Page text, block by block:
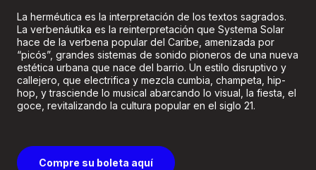
La herméutica es la interpretación de los textos sagrados.
La verbenáutika es la reinterpretación que Systema Solar
hace de la verbena popular del Caribe, amenizada por
“picós”, grandes sistemas de sonido pioneros de una nueva
estética urbana que nace del barrio. Un estilo disruptivo y
callejero, que electrifica y mezcla cumbia, champeta, hip-
hop, y trasciende lo musical abarcando lo visual, la fiesta, el
goce, revitalizando la cultura popular en el siglo 21.
Compre su boleta aquí